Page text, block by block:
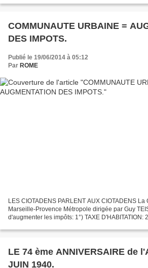
COMMUNAUTE URBAINE =
DES IMPOTS.
Publié le 19/06/2014 à 05:12
Par ROME
LES CIOTADENS PARLENT AUX CIOTADENS
Marseille-Provence Métropole dirigée par Guy
d'augmenter les impôts: 1°) TAXE D'HABITATION:
LE 74 ème ANNIVERSAIRE de
JUIN 1940.